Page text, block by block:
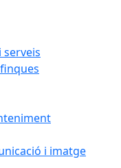
serveis
i imatge